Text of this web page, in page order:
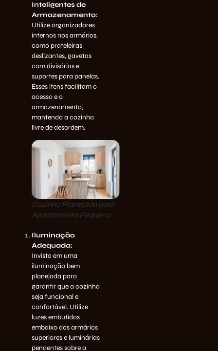
Inteligentes de
Armazenamento:
Utilize organizadores
internos nos armários,
como prateleiras
deslizantes, gavetas
com divisórias e
suportes para panelas.
Esses itens facilitam o
acesso e o
armazenamento,
mantendo a cozinha
livre de desordem.
Cozinha Planejada para
Apartamento Pequeno
Iluminação
Adequada:
Invista em uma
iluminação bem
planejada para
garantir que a cozinha
seja funcional e
confortável. Utilize
luzes embutidas
embaixo dos armários
superiores e luminárias
pendentes sobre a